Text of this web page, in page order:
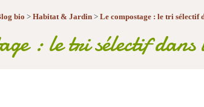
bio > Habitat & Jardin > Le compostage : le tri sélectif
: le tri sélectif